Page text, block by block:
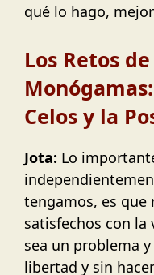
qué lo hago,
Los Retos
Celos y la
Jota: Lo
tengamos, es que
satisfechos con la
sea un problema
libertad y sin